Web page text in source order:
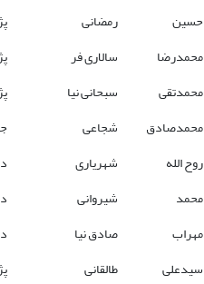
حسین
رمضانی
محمدرضا
سالاری فر
محمدتقی
سبحانی نیا
محمدصادق
شجاعی
روح الله
شهریاری
محمد
شیروانی
مهراب
صادق نیا
سیدعلی
طالقانی